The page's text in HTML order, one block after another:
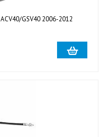
GSV40 2006-2012